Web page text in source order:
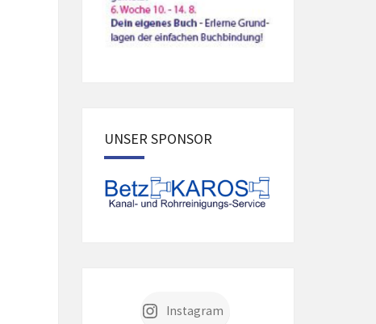
UNSER SPONSOR
Instagram